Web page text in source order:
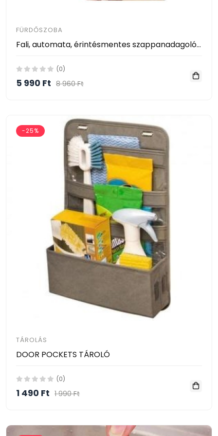
FÜRDŐSZOBA
Fali, automata, érintésmentes szappanadagoló / 700 ml
(0)
5 990 Ft 8 960 Ft
-25%
TÁROLÁS
DOOR POCKETS TÁROLÓ
(0)
1 490 Ft 1 990 Ft